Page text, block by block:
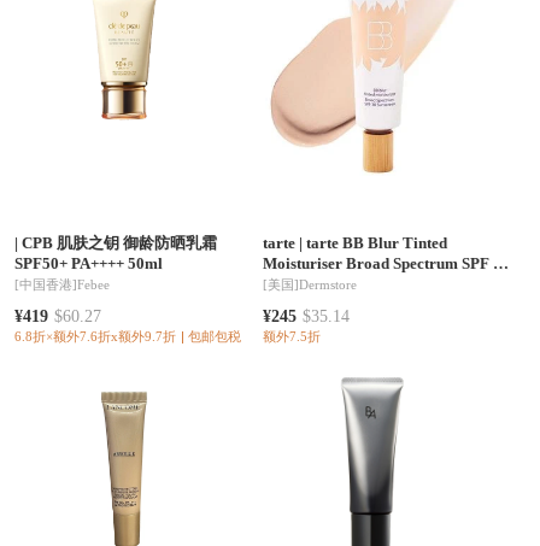
| CPB 肌肤之钥 御龄防晒乳霜
SPF50+ PA++++ 50ml
[中国香港]Febee
¥419 $60.27
6.8折×额外7.6折x额外9.7折 包邮包税
tarte |tarte BB Blur Tinted
Moisturiser Broad Spectrum SPF 30
Sunscreen
[美国]Dermstore
¥245 $35.14
额外7.5折